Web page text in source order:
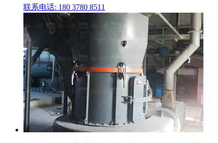
联系电话: 180 3780 8511